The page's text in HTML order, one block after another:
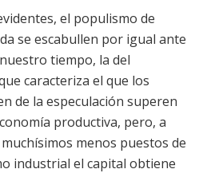
el populismo de
se escabullen por igual ante
tiempo, la del
caracteriza el que los
de la especulación superen
productiva, pero, a
menos puestos de
industrial el capital obtiene